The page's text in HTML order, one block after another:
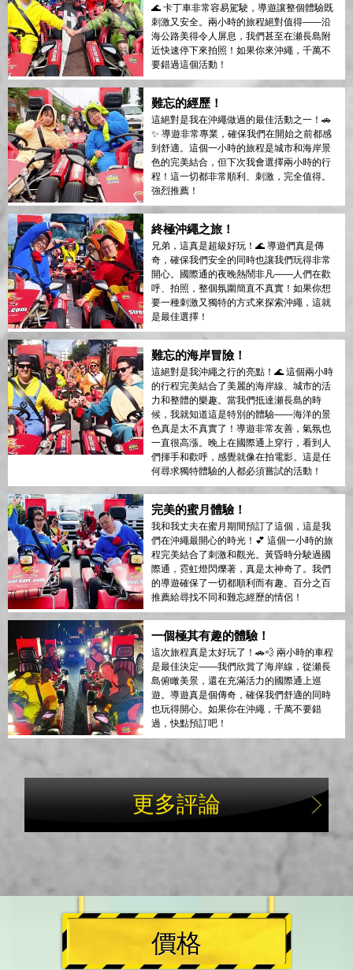
🌊 卡丁車非常容易駕駛，導遊讓整個體驗既
刺激又安全。兩小時的旅程絕對值得——沿
海公路美得令人屏息，我們甚至在瀬長島附
近快速停下來拍照！如果你來沖繩，千萬不
要錯過這個活動！
難忘的經歷！
這絕對是我在沖繩做過的最佳活動之一！🚗
✨ 導遊非常專業，確保我們在開始之前都感
到舒適。這個一小時的旅程是城市和海岸景
色的完美結合，但下次我會選擇兩小時的行
程！這一切都非常順利、刺激，完全值得。
強烈推薦！
終極沖繩之旅！
兄弟，這真是超級好玩！🌊 導遊們真是傳
奇，確保我們安全的同時也讓我們玩得非常
開心。國際通的夜晚熱鬧非凡——人們在歡
呼、拍照，整個氛圍簡直不真實！如果你想
要一種刺激又獨特的方式來探索沖繩，這就
是最佳選擇！
難忘的海岸冒險！
這絕對是我沖繩之行的亮點！🌊 這個兩小時
的行程完美結合了美麗的海岸線、城市的活
力和整體的樂趣。當我們抵達瀬長島的時
候，我就知道這是特別的體驗——海洋的景
色真是太不真實了！導遊非常友善，氣氛也
一直很高漲。晚上在國際通上穿行，看到人
們揮手和歡呼，感覺就像在拍電影。這是任
何尋求獨特體驗的人都必須嘗試的活動！
完美的蜜月體驗！
我和我丈夫在蜜月期間預訂了這個，這是我
們在沖繩最開心的時光！💕 這個一小時的旅
程完美結合了刺激和觀光。黃昏時分駛過國
際通，霓虹燈閃爍著，真是太神奇了。我們
的導遊確保了一切都順利而有趣。百分之百
推薦給尋找不同和難忘經歷的情侶！
一個極其有趣的體驗！
這次旅程真是太好玩了！🚗💨 兩小時的車程
是最佳決定——我們欣賞了海岸線，從瀬長
島俯瞰美景，還在充滿活力的國際通上巡
遊。導遊真是個傳奇，確保我們舒適的同時
也玩得開心。如果你在沖繩，千萬不要錯
過，快點預訂吧！
更多評論
價格